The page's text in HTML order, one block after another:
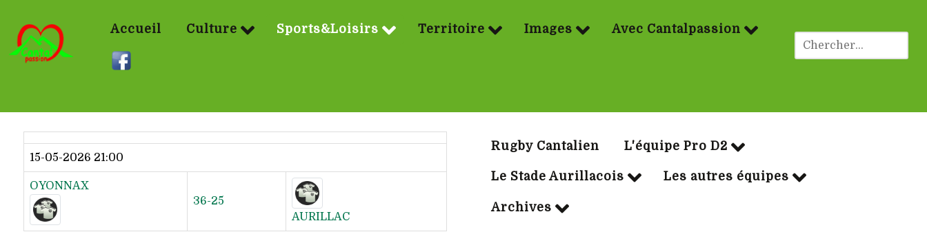
Accueil Culture Sports&Loisirs Territoire Images Avec Cantalpassion
15-05-2026 21:00
OYONNAX
36-25
AURILLAC
Rugby Cantalien L'équipe Pro D2
Le Stade Aurillacois Les autres équipes
Archives